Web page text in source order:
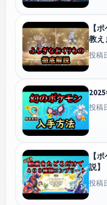
【ポ
教え
投稿
投稿
【ポ
説】
投稿